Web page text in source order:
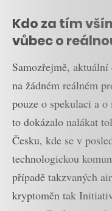
Kdo za tím
vůbec o
Samozřejmě,
na žádném reálném
pouze o spekulaci a
to dokázalo nalákat
Česku, kde se v
technologickou
případě takzvaných
kryptoměn tak